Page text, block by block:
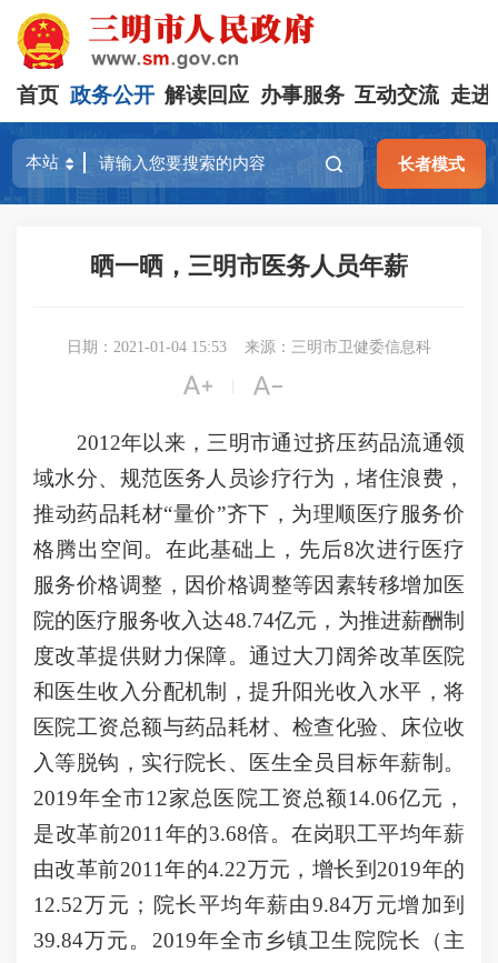
首页 政务公开 解读回应 办事服务 互动交流 走进
长者模式
晒一晒，三明市医务人员年薪
日期：2021-01-04 15:53 来源：三明市卫健委信息科
 
2012年以来，三明市通过挤压药品流通领
域水分、规范医务人员诊疗行为，堵住浪费，
推动药品耗材“量价”齐下，为理顺医疗服务价
格腾出空间。在此基础上，先后8次进行医疗
服务价格调整，因价格调整等因素转移增加医
院的医疗服务收入达48.74亿元，为推进薪酬制
度改革提供财力保障。通过大刀阔斧改革医院
和医生收入分配机制，提升阳光收入水平，将
医院工资总额与药品耗材、检查化验、床位收
入等脱钩，实行院长、医生全员目标年薪制。
2019年全市12家总医院工资总额14.06亿元，
是改革前2011年的3.68倍。在岗职工平均年薪
由改革前2011年的4.22万元，增长到2019年的
12.52万元；院长平均年薪由9.84万元增加到
39.84万元。2019年全市乡镇卫生院院长（主